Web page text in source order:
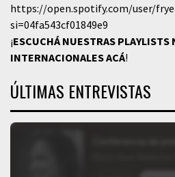
https://open.spotify.com/user/
si=04fa543cf01849e9
¡ESCUCHÁ NUESTRAS PLAYLISTS
INTERNACIONALESACÁ!
ÚLTIMAS ENTREVISTAS